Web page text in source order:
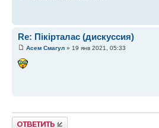
Re: Пікірталас (дискуссия)
Асем Смагул » 19 янв 2021, 05:33
Ответить